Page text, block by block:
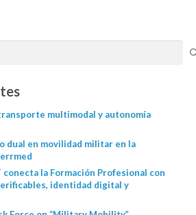
multimodal y autonomía
dual en movilidad militar en la
conecta la Formación Profesional con
identidad digital y